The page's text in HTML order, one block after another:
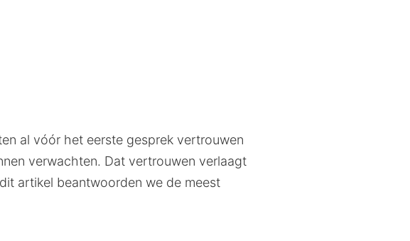
al vóór het eerste gesprek vertrouwen
verwachten. Dat vertrouwen verlaagt
artikel beantwoorden we de meest